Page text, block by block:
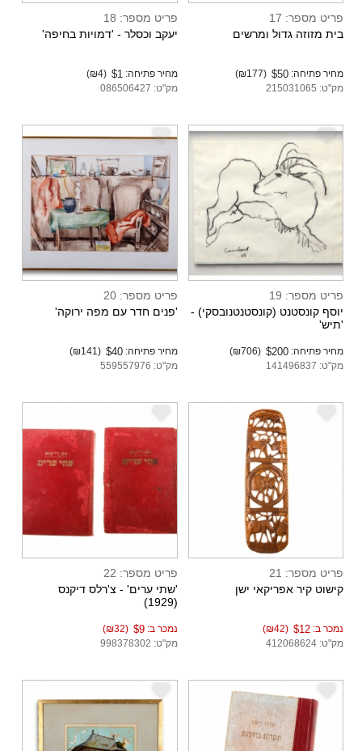
פריט מספר: 17
בית מזוזה גדול ומרשים
מחיר פתיחה: $50
(₪177)
מק"ט: 215031065
פריט מספר: 18
יעקב וכסלר - 'דמויות בחיפה'
מחיר פתיחה: $1
(₪4)
מק"ט: 086506427
e
פריט מספר: 19
יוסף קונסטנט (קונסטנטנובסקי) -
'תיש'
מחיר פתיחה: $200
(₪706)
מק"ט: 141496837
e
פריט מספר: 20
'פנים חדר עם מפה ירוקה'
מחיר פתיחה:$40
(₪141)
מק"ט: 559557976
פריט מספר: 21
קישוט קיר אפריקאי ישן
נמכר ב: $12
(₪42)
מק"ט: 412068624
פריט מספר: 22
'שתי ערים' - צ'רלס דיקנס
(1929)
נמכר ב:$9
(₪32)
מק"ט: 998378302